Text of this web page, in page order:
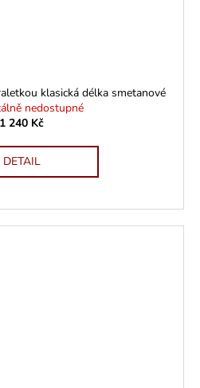
klasická délka smetanové
nedostupné
1 240 Kč
DETAIL